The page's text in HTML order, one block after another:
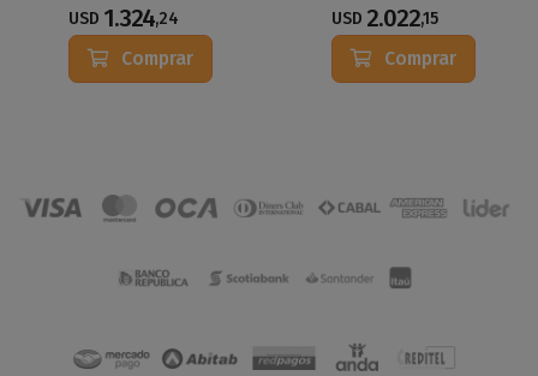
USD 1.324,24
Comprar
USD 2.022,15
Comprar